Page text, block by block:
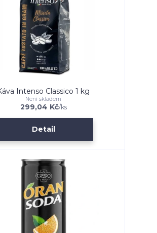
Intenso Classico 1 kg
299,04 Kč/ks
Není skladem
Detail